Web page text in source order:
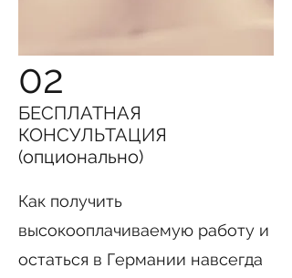
02
БЕСПЛАТНАЯ
КОНСУЛЬТАЦИЯ
(опционально)
Как получить
высокооплачиваемую работу и
остаться в Германии навсегда